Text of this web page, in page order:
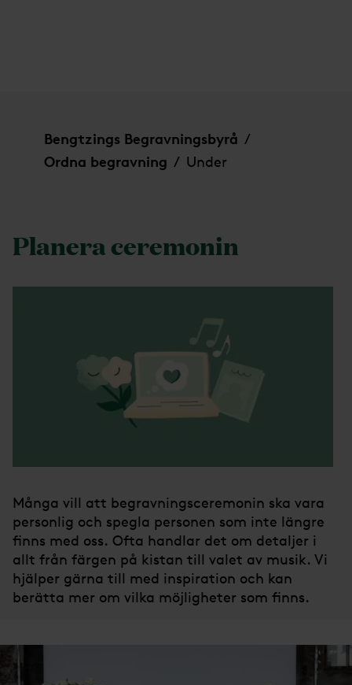
Bengtzings Begravningsbyrå /
Ordna begravning / Under
Planera ceremonin
Många vill att begravningsceremonin ska vara
personlig och spegla personen som inte längre
finns med oss. Ofta handlar det om detaljer i
allt från färgen på kistan till valet av musik. Vi
hjälper gärna till med inspiration och kan
berätta mer om vilka möjligheter som finns.